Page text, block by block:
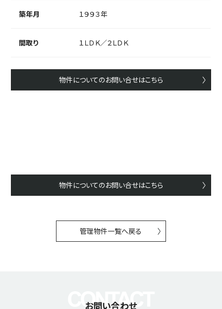
築年月 １９９３年
間取り １ＬＤＫ／２ＬＤＫ
物件についてのお問い合せはこちら
物件についてのお問い合せはこちら
管理物件一覧へ戻る
お問い合わせ